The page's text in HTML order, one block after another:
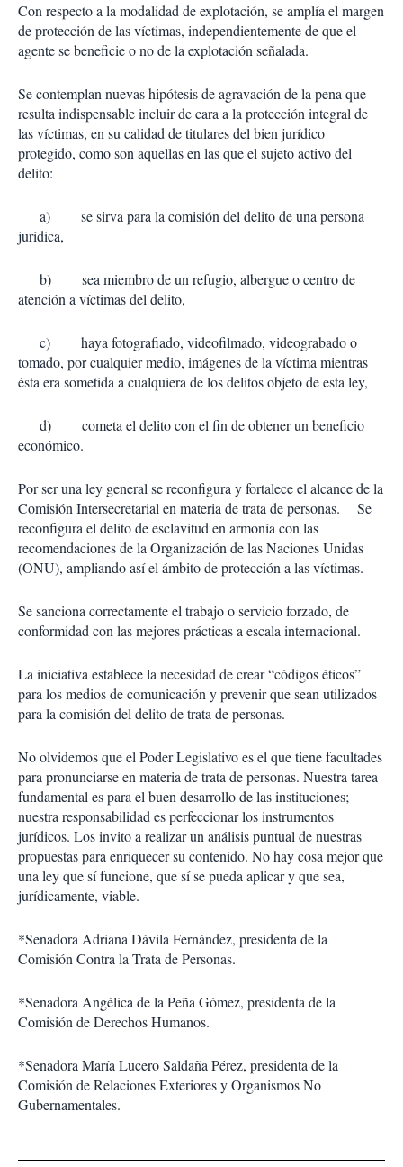
Con respecto a la modalidad de explotación, se amplía el margen
de protección de las víctimas, independientemente de que el
agente se beneficie o no de la explotación señalada.
Se contemplan nuevas hipótesis de agravación de la pena que
resulta indispensable incluir de cara a la protección integral de
las víctimas, en su calidad de titulares del bien jurídico
protegido, como son aquellas en las que el sujeto activo del
delito:
a) se sirva para la comisión del delito de una persona
jurídica,
b) sea miembro de un refugio, albergue o centro de
atención a víctimas del delito,
c) haya fotografiado, videofilmado, videograbado o
tomado, por cualquier medio, imágenes de la víctima mientras
ésta era sometida a cualquiera de los delitos objeto de esta ley,
d) cometa el delito con el fin de obtener un beneficio
económico.
Por ser una ley general se reconfigura y fortalece el alcance de la
Comisión Intersecretarial en materia de trata de personas. Se
reconfigura el delito de esclavitud en armonía con las
recomendaciones de la Organización de las Naciones Unidas
(ONU), ampliando así el ámbito de protección a las víctimas.
Se sanciona correctamente el trabajo o servicio forzado, de
conformidad con las mejores prácticas a escala internacional.
La iniciativa establece la necesidad de crear “códigos éticos”
para los medios de comunicación y prevenir que sean utilizados
para la comisión del delito de trata de personas.
No olvidemos que el Poder Legislativo es el que tiene facultades
para pronunciarse en materia de trata de personas. Nuestra tarea
fundamental es para el buen desarrollo de las instituciones;
nuestra responsabilidad es perfeccionar los instrumentos
jurídicos. Los invito a realizar un análisis puntual de nuestras
propuestas para enriquecer su contenido. No hay cosa mejor que
una ley que sí funcione, que sí se pueda aplicar y que sea,
jurídicamente, viable.
*Senadora Adriana Dávila Fernández, presidenta de la
Comisión Contra la Trata de Personas.
*Senadora Angélica de la Peña Gómez, presidenta de la
Comisión de Derechos Humanos.
*Senadora María Lucero Saldaña Pérez, presidenta de la
Comisión de Relaciones Exteriores y Organismos No
Gubernamentales.